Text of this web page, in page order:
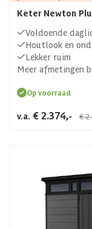
Keter Newton
Voldoende
Houtlook en
Lekker ruim
Meer afmetingen
Op voorraad
v.a. € 2.374,- €